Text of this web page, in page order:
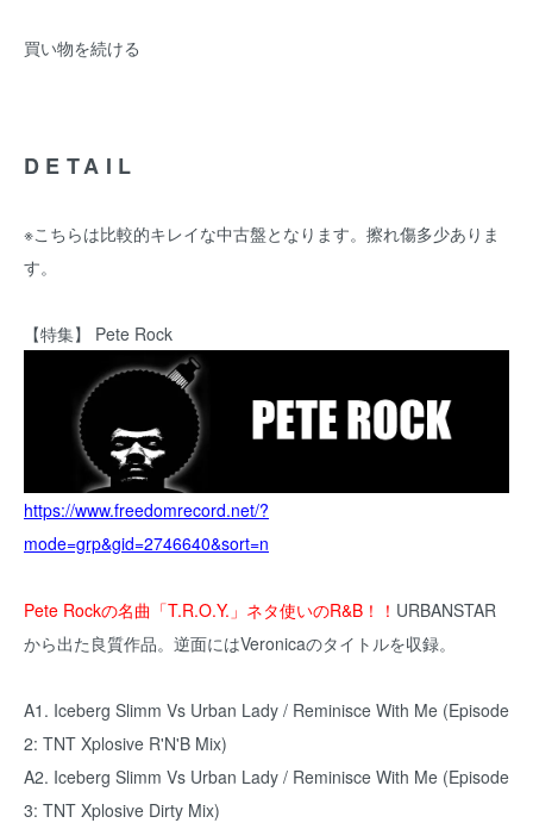
買い物を続ける
DETAIL
※こちらは比較的キレイな中古盤となります。擦れ傷多少ありま
す。
【特集】 Pete Rock
https://www.freedomrecord.net/?
mode=grp&gid=2746640&sort=n
Pete Rockの名曲「T.R.O.Y.」ネタ使いのR&B！！ URBANSTAR
から出た良質作品。逆面にはVeronicaのタイトルを収録。
A1. Iceberg Slimm Vs Urban Lady / Reminisce With Me (Episode
2: TNT Xplosive R'N'B Mix)
A2. Iceberg Slimm Vs Urban Lady / Reminisce With Me (Episode
3: TNT Xplosive Dirty Mix)